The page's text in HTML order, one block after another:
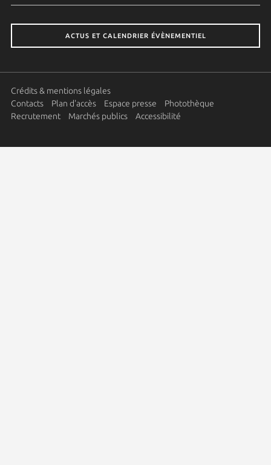
ACTUS ET CALENDRIER ÉVÈNEMENTIEL
Crédits & mentions légales
Contacts
Plan d'accès Espace presse
Photothèque
Recrutement
Marchés publics Accessibilité